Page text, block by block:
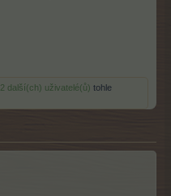
2 další(ch) uživatelé(ů) tohle